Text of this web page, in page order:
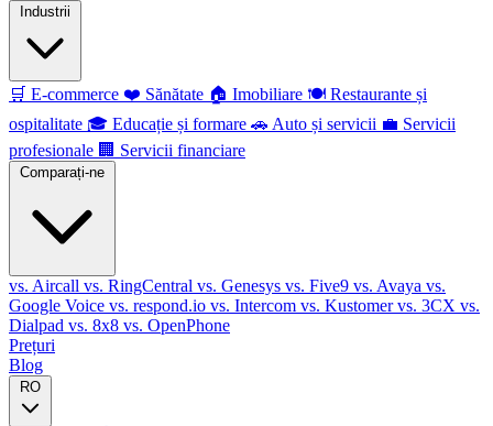
Industrii
🛒 E-commerce ❤️ Sănătate 🏠 Imobiliare 🍽️ Restaurante și
ospitalitate 🎓 Educație și formare 🚗 Auto și servicii 💼 Servicii
profesionale 🏢 Servicii financiare
Comparați-ne
vs. Aircall vs. RingCentral vs. Genesys vs. Five9 vs. Avaya vs.
Google Voice vs. respond.io vs. Intercom vs. Kustomervs. 3CX vs.
Dialpad vs. 8x8 vs. OpenPhone
Prețuri
Blog
RO